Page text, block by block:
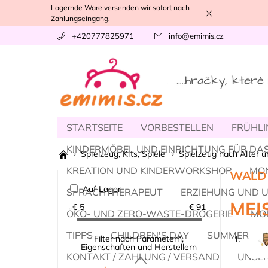
Lagernde Ware versenden wir sofort nach
Zahlungseingang.
+420777825971 info@emimis.cz
STARTSEITE VORBESTELLEN
KINDERMÖBEL UND EINRICHTUNG FÜR
KREATION UND KINDERWORKSHOP
SPRACHTHERAPEUT
ERZIEHUNG UND
ÖKO- UND ZERO-WASTE-DROGERIE
TIPPS
CHILDREN'S DAY SUMMER
KONTAKT / ZAHLUNG / VERSAND
Spielzeug, Kits, Spiele Spielzeug nach Alter
WALD
1.
Auf Lager
€ 5 € 91
Filter nach Parametern,
Eigenschaften und Herstellern